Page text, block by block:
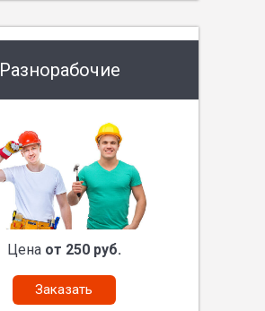
Разнорабочие
Цена от 250 руб.
Заказать